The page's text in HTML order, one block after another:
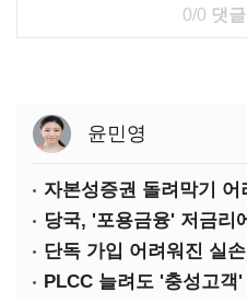
0/0 댓
윤민영
PLCC 늘려도 '충성고객'